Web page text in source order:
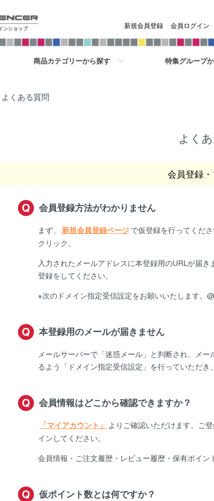
商品カテゴリーから探す 特集グループ
新規会員登録 会員ログイン
よくある質問
よく
会員登録
会員登録方法がわかりません
まず、 新規会員登録ページで仮登録を行ってくだ
クリック。
入力されたメールアドレスに本登録用のURLが届
登録をしてください。
※次のドメイン指定受信設定をお願いいたします。
本登録用のメールが届きません
メールサーバーで「迷惑メール」と判断され、メ
るよう「ドメイン指定受信設定」を行っていただ
会員情報はどこから確認できますか？
「マイアカウント」
よりご確認いただけます。ご
インしてください。
会員情報・ご注文履歴・レビュー履歴・保有ポイン
仮ポイント数とは何ですか？